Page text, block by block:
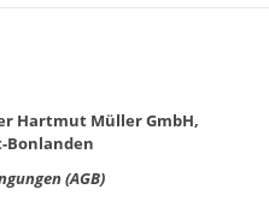
Hartmut Müller GmbH,
Bonlanden
(AGB)